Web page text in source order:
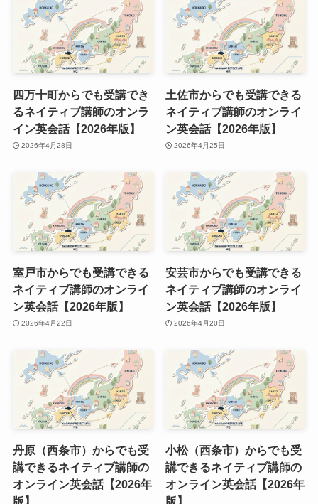
四万十町からでも受講でき
るネイティブ講師のオンラ
イン英会話【2026年版】
2026年4月28日
土佐市からでも受講できる
ネイティブ講師のオンライ
ン英会話【2026年版】
2026年4月25日
室戸市からでも受講できる
ネイティブ講師のオンライ
ン英会話【2026年版】
2026年4月22日
安芸市からでも受講できる
ネイティブ講師のオンライ
ン英会話【2026年版】
2026年4月20日
丹原（西条市）からでも受
講できるネイティブ講師の
オンライン英会話【2026年
版】
小松（西条市）からでも受
講できるネイティブ講師の
オンライン英会話【2026年
版】